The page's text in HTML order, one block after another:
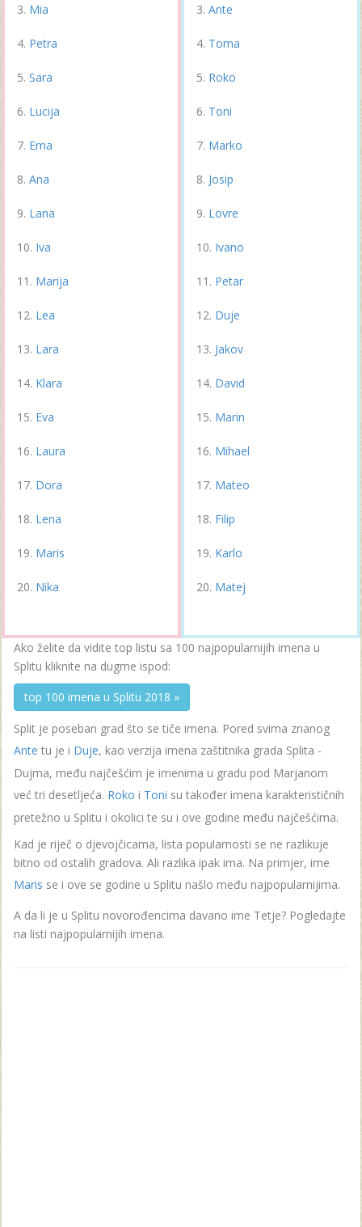
Mia
Petra
Sara
Lucija
Ema
Ana
Lana
Iva
Marija
Lea
Lara
Klara
Eva
Laura
Dora
Lena
Maris
Nika
Ante
Toma
Roko
Toni
Marko
Josip
Lovre
Ivano
Petar
Duje
Jakov
David
Marin
Mihael
Mateo
Filip
Karlo
Matej
Ako želite da vidite top listu sa 100 najpopularnijih imena u
Splitu kliknite na dugme ispod:
top 100 imena u Splitu 2018 »
Split je poseban grad što se tiče imena. Pored svima znanog
Ante tu je i Duje, kao verzija imena zaštitnika grada Splita -
Dujma, među najčešćim je imenima u gradu pod Marjanom
već tri desetljeća. Roko i Toni su također imena karakterističnih
pretežno u Splitu i okolici te su i ove godine među najčešćima.
Kad je riječ o djevojčicama, lista popularnosti se ne razlikuje
bitno od ostalih gradova. Ali razlika ipak ima. Na primjer, ime
Maris se i ove se godine u Splitu našlo među najpopularnijima.
A da li je u Splitu novorođencima davano ime Tetje? Pogledajte
na listi najpopularnijih imena.